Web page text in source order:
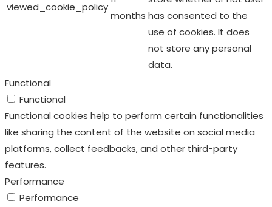
viewed_cookie_policy
months has consented to the
use of cookies. It does
not store any personal
data.
Functional
Functional
Functional cookies help to perform certain functionalities
like sharing the content of the website on social media
platforms, collect feedbacks, and other third-party
features.
Performance
Performance